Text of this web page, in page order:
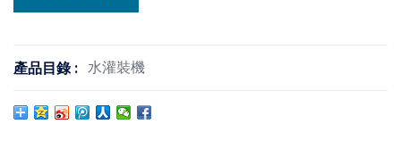
產品目錄 : 水灌裝機